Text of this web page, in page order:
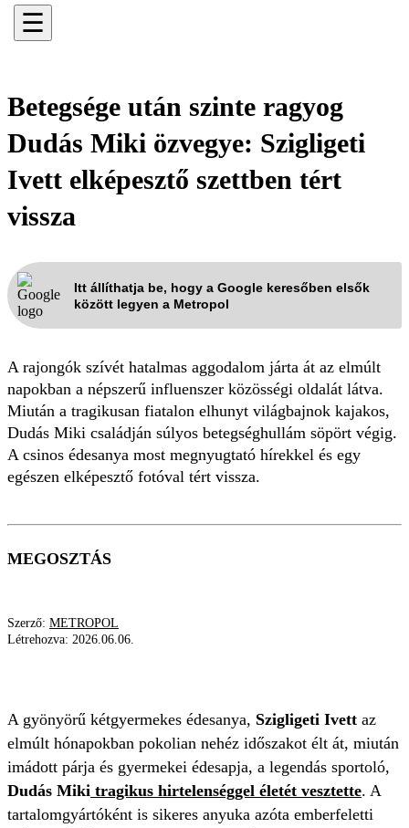
☰
Betegsége után szinte ragyog
Dudás Miki özvegye: Szigligeti
Ivett elképesztő szettben tért
vissza
Itt állíthatja be, hogy a Google keresőben elsők
között legyen a Metropol
A rajongók szívét hatalmas aggodalom járta át az elmúlt
napokban a népszerű influenszer közösségi oldalát látva.
Miután a tragikusan fiatalon elhunyt világbajnok kajakos,
Dudás Miki családján súlyos betegséghullám söpört végig.
A csinos édesanya most megnyugtató hírekkel és egy
egészen elképesztő fotóval tért vissza.
MEGOSZTÁS
Szerző: METROPOL
Létrehozva: 2026.06.06.
A gyönyörű kétgyermekes édesanya, Szigligeti Ivett az
elmúlt hónapokban pokolian nehéz időszakot élt át, miután
imádott párja és gyermekei édesapja, a legendás sportoló,
Dudás Miki tragikus hirtelenséggel életét vesztette. A
tartalomgyártóként is sikeres anyuka azóta emberfeletti